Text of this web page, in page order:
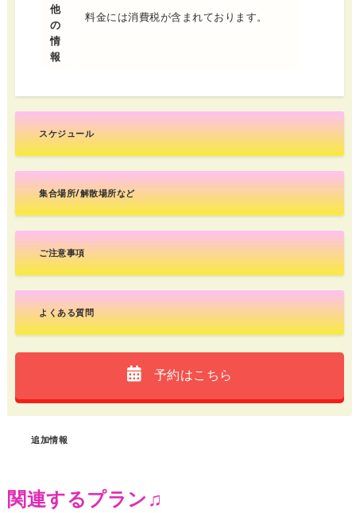
他
の
情
報
料金には消費税が含まれております。
スケジュール
集合場所/解散場所など
ご注意事項
よくある質問
予約はこちら
追加情報
関連するプラン♫